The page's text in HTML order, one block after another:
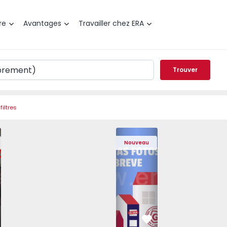
Avantages Travailler chez ERA
Trouver
Pedrouços - 1575536 - 7
T3 Maia, Pedrouços - 1575536 - 9
Appartement T3 Maia, Pedrouços - 1575536 - 8
Appartement T3 Maia, Pedrouços - 1575536 - 12
Appartement T3 Maia, Pedrouços -
Appartement T3 Maia,
Appartement
Nouveau
Appartement T3 Porto,
Préféré